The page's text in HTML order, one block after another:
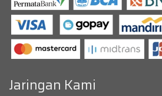
Jaringan Kami